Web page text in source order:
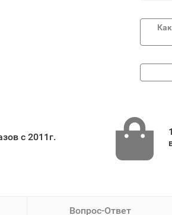
с 2011г.
Вопрос-Ответ